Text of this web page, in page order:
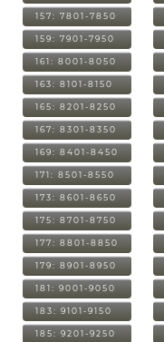
157: 7801-7850
159: 7901-7950
161: 8001-8050
163: 8101-8150
165: 8201-8250
167: 8301-8350
169: 8401-8450
171: 8501-8550
173: 8601-8650
175: 8701-8750
177: 8801-8850
179: 8901-8950
181: 9001-9050
183: 9101-9150
185: 9201-9250